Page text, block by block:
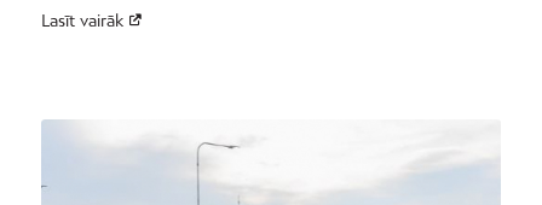
Lasīt vairāk